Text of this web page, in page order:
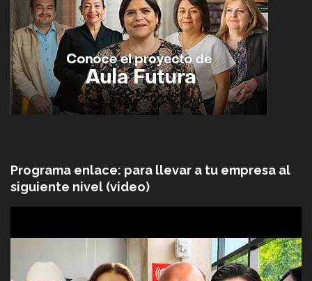
Programa enlace: para llevar a tu empresa al
siguiente nivel (video)